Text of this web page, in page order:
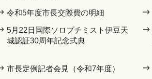
令和5年度市長交際費の明細
5月22日国際ソロプチミスト伊豆天
城認証30周年記念式典
市長定例記者会見（令和7年度）